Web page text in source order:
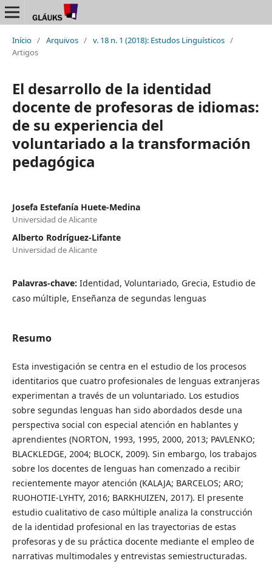
Início / Arquivos / v. 18 n. 1 (2018): Estudos Linguísticos /
Artigos
El desarrollo de la identidad
docente de profesoras de idiomas:
de su experiencia del
voluntariado a la transformación
pedagógica
Josefa Estefanía Huete-Medina
Universidad de Alicante
Alberto Rodríguez-Lifante
Universidad de Alicante
Palavras-chave: Identidad, Voluntariado, Grecia, Estudio de
caso múltiple, Enseñanza de segundas lenguas
Resumo
Esta investigación se centra en el estudio de los procesos
identitarios que cuatro profesionales de lenguas extranjeras
experimentan a través de un voluntariado. Los estudios
sobre segundas lenguas han sido abordados desde una
perspectiva social con especial atención en hablantes y
aprendientes (NORTON, 1993, 1995, 2000, 2013; PAVLENKO;
BLACKLEDGE, 2004; BLOCK, 2009). Sin embargo, los trabajos
sobre los docentes de lenguas han comenzado a recibir
recientemente mayor atención (KALAJA; BARCELOS; ARO;
RUOHOTIE-LYHTY, 2016; BARKHUIZEN, 2017). El presente
estudio cualitativo de caso múltiple analiza la construcción
de la identidad profesional en las trayectorias de estas
profesoras y de su práctica docente mediante el empleo de
narrativas multimodales y entrevistas semiestructuradas.